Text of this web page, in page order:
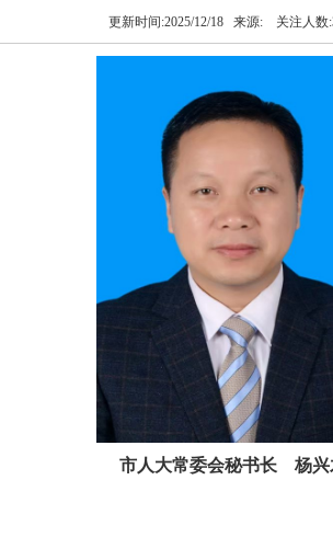
更新时间:2025/12/18 来源: 关注人数:
市人大常委会秘书长 杨兴